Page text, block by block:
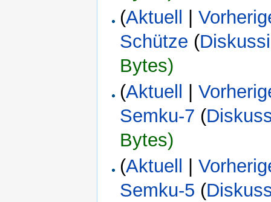
(Aktuell |
Schütze (
Bytes)
(Aktuell |
Semku-7 (
Bytes)
(Aktuell |
Semku-5 (